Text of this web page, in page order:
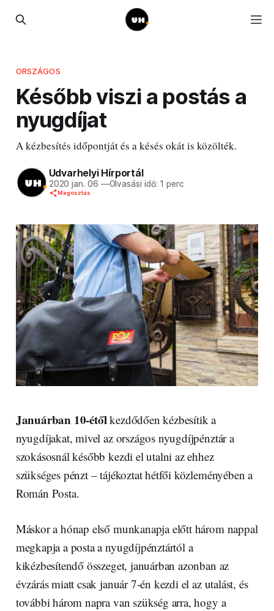
ORSZÁGOS
Később viszi a postás a
nyugdíjat
A kézbesítés időpontját és a késés okát is közölték.
Udvarhelyi Hírportál
2020 jan. 06 —Olvasási idő: 1 perc
Megosztás
Januárban 10-étőlkezdődően kézbesítik a
nyugdíjakat, mivel az országos nyugdíjpénztár a
szokásosnál később kezdi el utalni az ehhez
szükséges pénzt – tájékoztat hétfői közleményében a
Román Posta.
Máskor a hónap első munkanapja előtt három nappal
megkapja a posta a nyugdíjpénztártól a
kikézbesítendő összeget, januárban azonban az
évzárás miatt csak január 7-én kezdi el az utalást, és
további három napra van szükség arra, hogy a